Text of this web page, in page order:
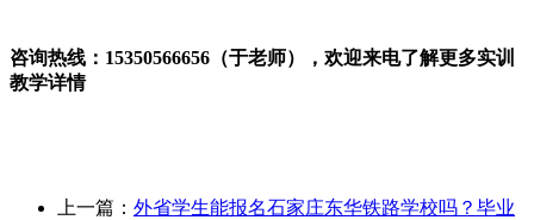
咨询热线：15350566656（于老师），欢迎来电了解更多实训
教学详情
上一篇： 外省学生能报名石家庄东华铁路学校吗？毕业